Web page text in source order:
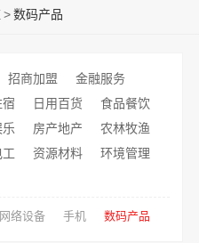
>数码产品
招商加盟
金融服务
日用百货
食品餐饮
房产地产
农林牧渔
资源材料
环境管理
网络设备 手机 数码产品